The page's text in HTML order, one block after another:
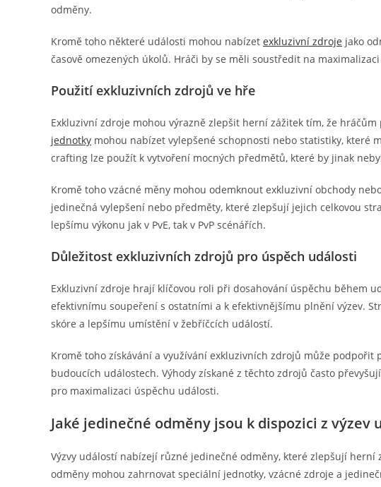
odměny.
Kromě toho některé události mohou nabízet exkluzivní zdroje jako
časově omezených úkolů. Hráči by se měli soustředit na
Použití exkluzivních zdrojů ve hře
Exkluzivní zdroje mohou výrazně zlepšit herní zážitek tím, že
jednotky mohou nabízet vylepšené schopnosti nebo statistiky, které
crafting lze použít k vytvoření mocných předmětů, které by jinak
Kromě toho vzácné měny mohou odemknout exkluzivní obchody
jedinečná vylepšení nebo předměty, které zlepšují jejich celkovou
lepšímu výkonu jak v PvE, tak v PvP scénářích.
Důležitost exkluzivních zdrojů pro úspěch události
Exkluzivní zdroje hrají klíčovou roli při dosahování úspěchu během
efektivnímu soupeření s ostatními a k efektivnějšímu plnění výzev.
skóre a lepšímu umístění v žebříčcích událostí.
Kromě toho získávání a využívání exkluzivních zdrojů může
budoucích událostech. Výhody získané z těchto zdrojů často
pro maximalizaci úspěchu události.
Jaké jedinečné odměny jsou k dispozici z výzev
Výzvy událostí nabízejí různé jedinečné odměny, které zlepšují herní
odměny mohou zahrnovat speciální jednotky, vzácné zdroje a